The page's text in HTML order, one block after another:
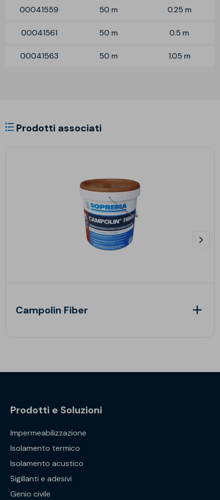
00041559 50 m 0.25 m
00041561 50 m 0.5 m
00041563 50 m 1.05 m
Prodotti associati
Campolin Fiber
Prodotti e Soluzioni
Impermeabilizzazione
Isolamento termico
Isolamento acustico
Sigillanti e adesivi
Genio civile